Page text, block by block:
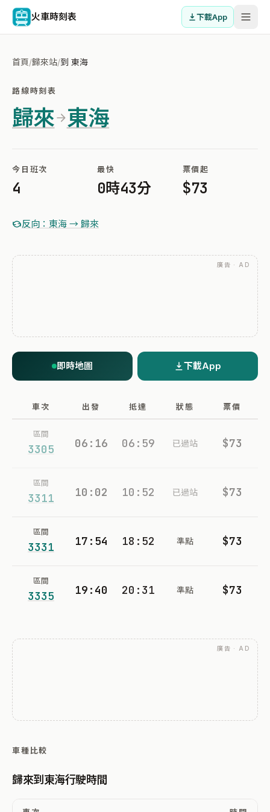
火車時刻表 下載App
首頁/歸來站/到 東海
路線時刻表
歸來 東海
今日班次
4
最快
0時43分
票價起
$73
反向：東海 → 歸來
廣告 · AD
即時地圖 下載App
車次 出發 抵達 狀態 票價
區間
3305 06:16 06:59 已過站 $73
區間
3311 10:02 10:52 已過站 $73
區間
3331 17:54 18:52 準點 $73
區間
3335 19:40 20:31 準點 $73
廣告 · AD
車種比較
歸來到東海行駛時間